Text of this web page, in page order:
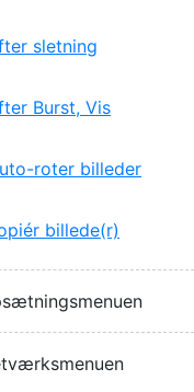
sletning
Burst, Vis
roter billeder
billede(r)